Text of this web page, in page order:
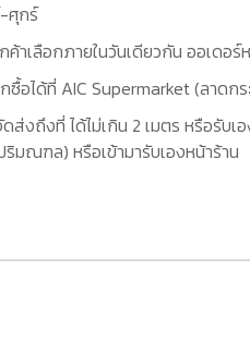
ศุกร์
าเลือกภายในวันเดียวกัน ออเดอ
ซื้อได้ที่ AIC Supermarket (ลาดกร
งถึงที่ ได้ไม่เกิน 2 เมตร หรือรั
มณฑล) หรือเข้ามารับเองหน้าร้าน